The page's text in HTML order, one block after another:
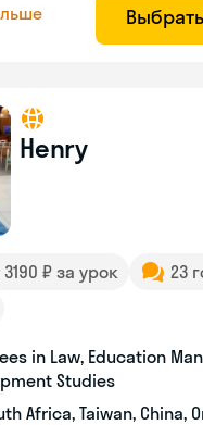
Henry
3190 ₽ за урок
23
in Law, Education
Studies
Africa, Taiwan, China,